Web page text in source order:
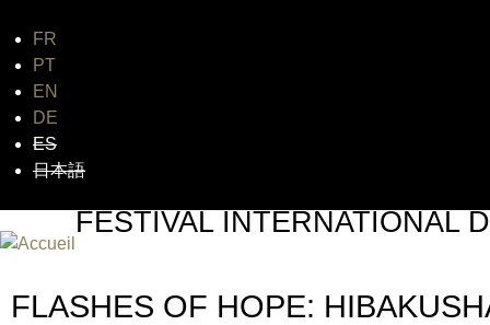
FR
PT
EN
DE
ES
日本語
FESTIVAL INTERNATIONAL
FLASHES OF HOPE: